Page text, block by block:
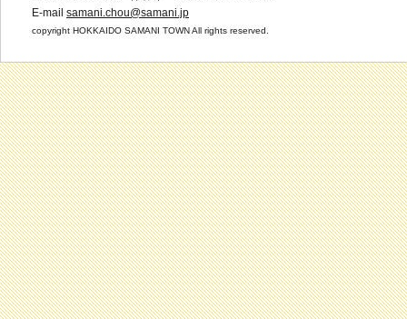
E-mail samani.chou@samani.jp
copyright HOKKAIDO SAMANI TOWN All rights reserved.